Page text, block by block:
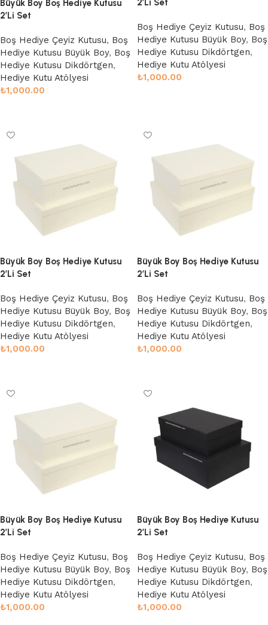
Büyük Boy Boş Hediye Kutusu
2’Li Set
Boş Hediye Çeyiz Kutusu, Boş
Hediye Kutusu Büyük Boy, Boş
Hediye Kutusu Dikdörtgen,
Hediye Kutu Atölyesi
₺1,000.00
2’Li Set
Boş Hediye Çeyiz Kutusu, Boş
Hediye Kutusu Büyük Boy, Boş
Hediye Kutusu Dikdörtgen,
Hediye Kutu Atölyesi
₺1,000.00
Büyük Boy Boş Hediye Kutusu
2’Li Set
Boş Hediye Çeyiz Kutusu, Boş
Hediye Kutusu Büyük Boy, Boş
Hediye Kutusu Dikdörtgen,
Hediye Kutu Atölyesi
₺1,000.00
Büyük Boy Boş Hediye Kutusu
2’Li Set
Boş Hediye Çeyiz Kutusu, Boş
Hediye Kutusu Büyük Boy, Boş
Hediye Kutusu Dikdörtgen,
Hediye Kutu Atölyesi
₺1,000.00
Büyük Boy Boş Hediye Kutusu
2’Li Set
Boş Hediye Çeyiz Kutusu, Boş
Hediye Kutusu Büyük Boy, Boş
Hediye Kutusu Dikdörtgen,
Hediye Kutu Atölyesi
₺1,000.00
Büyük Boy Boş Hediye Kutusu
2’Li Set
Boş Hediye Çeyiz Kutusu, Boş
Hediye Kutusu Büyük Boy, Boş
Hediye Kutusu Dikdörtgen,
Hediye Kutu Atölyesi
₺1,000.00